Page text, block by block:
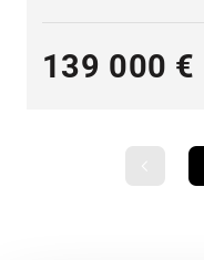
139 000 €